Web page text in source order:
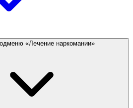
«Лечение наркомании»